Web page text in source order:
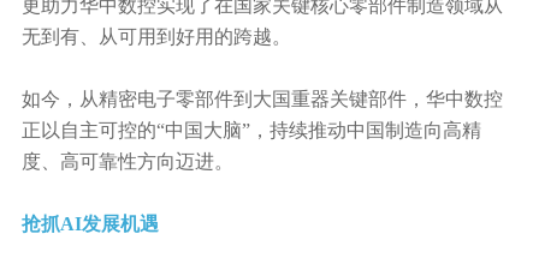
更助力华中数控实现了在国家关键核心零部件制造领域从
无到有、从可用到好用的跨越。
如今，从精密电子零部件到大国重器关键部件，华中数控
正以自主可控的“中国大脑”，持续推动中国制造向高精
度、高可靠性方向迈进。
抢抓AI发展机遇